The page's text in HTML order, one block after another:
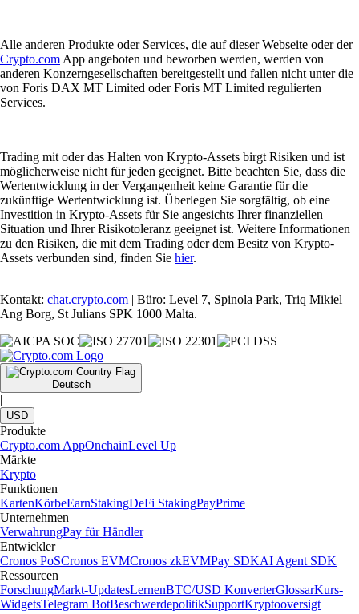
Alle anderen Produkte oder Services, die auf dieser Webseite oder der
Crypto.com App angeboten und beworben werden, werden von
anderen Konzerngesellschaften bereitgestellt und fallen nicht unter die
von Foris DAX MT Limited oder Foris MT Limited regulierten
Services.
Trading mit oder das Halten von Krypto-Assets birgt Risiken und ist
möglicherweise nicht für jeden geeignet. Bitte beachten Sie, dass die
Wertentwicklung in der Vergangenheit keine Garantie für die
zukünftige Wertentwicklung ist. Überlegen Sie sorgfältig, ob eine
Investition in Krypto-Assets für Sie angesichts Ihrer finanziellen
Situation und Ihrer Risikotoleranz geeignet ist. Weitere Informationen
zu den Risiken, die mit dem Trading oder dem Besitz von Krypto-
Assets verbunden sind, finden Sie hier.
Kontakt: chat.crypto.com | Büro: Level 7, Spinola Park, Triq Mikiel
Ang Borg, St Julians SPK 1000 Malta.
Deutsch
|
USD
Produkte
Crypto.com AppOnchainLevel Up
Märkte
Krypto
Funktionen
KartenKörbeEarnStakingDeFi StakingPayPrime
Unternehmen
VerwahrungPay für Händler
Entwickler
Cronos PoSCronos EVMCronos zkEVMPay SDKAI Agent SDK
Ressourcen
ForschungMarkt-UpdatesLernenBTC/USD KonverterGlossarKurs-
WidgetsTelegram BotBeschwerdepolitikSupportKryptooversigt